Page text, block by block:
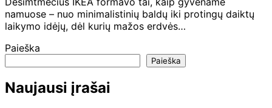
namuose – nuo ​​minimalistinių baldų iki protingų daiktų
laikymo idėjų, dėl kurių mažos erdvės…
Paieška
Paieška
Naujausi įrašai